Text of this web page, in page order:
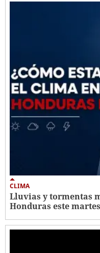
CLIMA
Lluvias y tormentas
Honduras este